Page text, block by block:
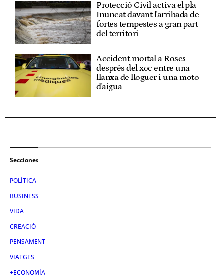
Protecció Civil activa el pla
Inuncat davant l'arribada de
fortes tempestes a gran part
del territori
Accident mortal a Roses
després del xoc entre una
llanxa de lloguer i una moto
d'aigua
Secciones
POLÍTICA
BUSINESS
VIDA
CREACIÓ
PENSAMENT
VIATGES
+ECONOMÍA